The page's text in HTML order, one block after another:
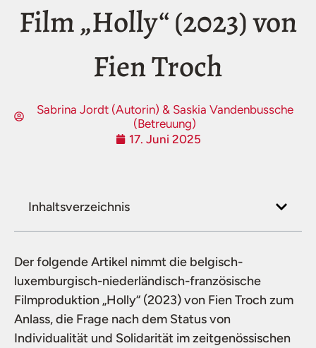
Film „Holly“ (2023) von
Fien Troch
Sabrina Jordt (Autorin) & Saskia Vandenbussche
(Betreuung)
17. Juni 2025
Inhaltsverzeichnis
Der folgende Artikel nimmt die belgisch-
luxemburgisch-niederländisch-französische
Filmproduktion „Holly“ (2023) von Fien Troch zum
Anlass, die Frage nach dem Status von
Individualität und Solidarität im zeitgenössischen